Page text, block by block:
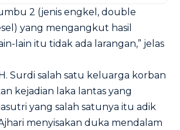
2 (jenis engkel, double
yang mengangkut hasil
lain itu tidak ada larangan,” jelas
Surdi salah satu keluarga korban
kejadian laka lantas yang
yang salah satunya itu adik
menyisakan duka mendalam